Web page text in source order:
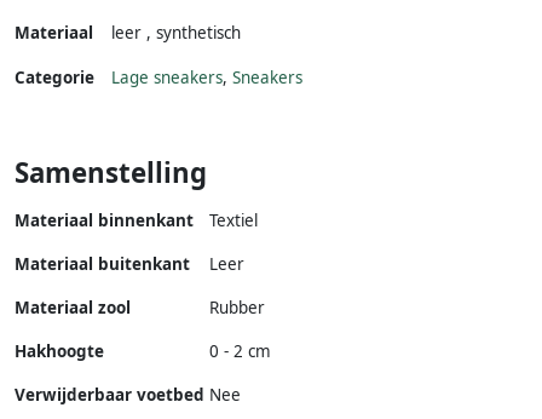
Materiaal
leer , synthetisch
Categorie Lage sneakers, Sneakers
Samenstelling
Materiaal binnenkant
Textiel
Materiaal buitenkant
Leer
Materiaal zool
Rubber
Hakhoogte
0 - 2 cm
Verwijderbaar voetbed Nee